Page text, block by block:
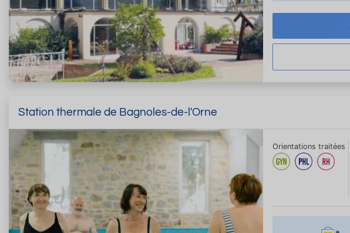
Station thermale de Bagnoles-de-l'Orne
Orientations traitées